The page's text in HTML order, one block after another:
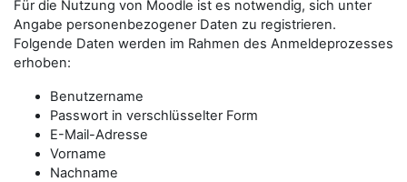
Für die Nutzung von Moodle ist es notwendig, sich unter
Angabe personenbezogener Daten zu registrieren.
Folgende Daten werden im Rahmen des Anmeldeprozesses
erhoben:
Benutzername
Passwort in verschlüsselter Form
E-Mail-Adresse
Vorname
Nachname